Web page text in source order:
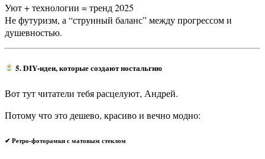
Уют + технологии = тренд 2025
Не футуризм, а “струнный баланс” между прогрессом и
душевностью.
5. DIY-идеи, которые создают ностальгию
Вот тут читатели тебя расцелуют, Андрей.
Потому что это дешево, красиво и вечно модно:
✔ Ретро-фоторамки с матовым стеклом